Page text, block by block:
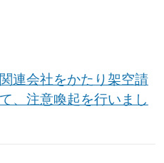
連会社をかたり架空請
、注意喚起を行いまし